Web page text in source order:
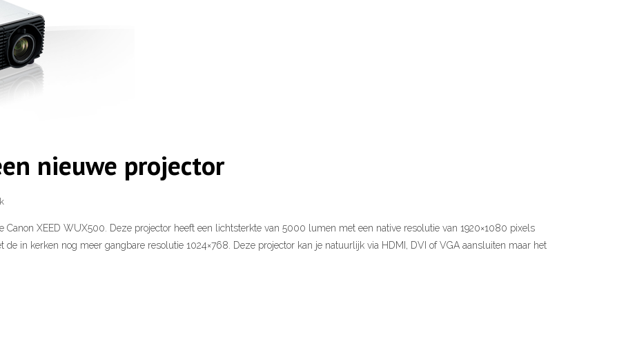
nieuwe projector
Canon XEED WUX500. Deze projector heeft een lichtsterkte van 5000 lumen met een native resolutie van 1920×1080 pixels
in kerken nog meer gangbare resolutie 1024×768. Deze projector kan je natuurlijk via HDMI, DVI of VGA aansluiten maar het